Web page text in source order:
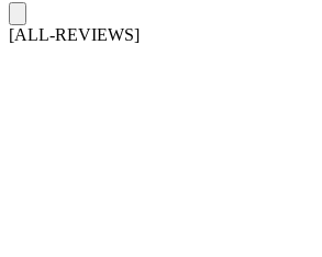
[ALL-REVIEWS]